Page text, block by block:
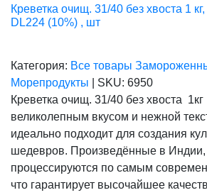
Креветка очищ. 31/40 без хвоста 1
DL224 (10%) , шт
Категория: Все товары
Морепродукты
SKU: 6950
Креветка очищ. 31/40 без хвоста
великолепным вкусом и нежной
идеально подходит для создания
шедевров. Произведённые в Индии,
процессируются по самым
что гарантирует высочайшее